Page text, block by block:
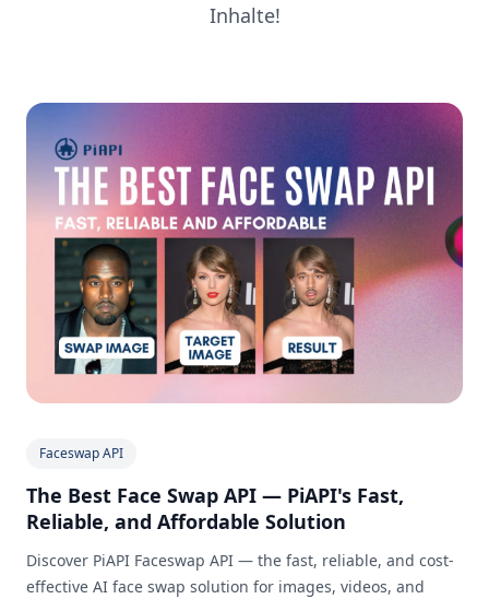
Inhalte!
Faceswap API
The Best Face Swap API — PiAPI's Fast,
Reliable, and Affordable Solution
Discover PiAPI Faceswap API — the fast, reliable, and cost-
effective AI face swap solution for images, videos, and